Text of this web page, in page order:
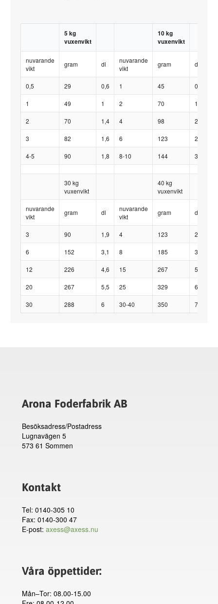
5 kg
vuxenvikt
10 kg
vuxenvikt
nuvarande
vikt
gram dl
nuvarande
vikt
gram dl
0,5 29 0,6 1 45 0,9
1 49 1 2 70 1,5
2 70 1,4 4 98 2
3 82 1,6 6 123 2,5
4-5 90 1,8 8-10 144 3
30 kg
vuxenvikt
40 kg
vuxenvikt
nuvarande
vikt
gram dl
nuvarande
vikt
gram dl
3 90 1,9 4 123 2,5
6 152 3,1 8 185 3,8
12 226 4,6 15 267 5,5
20 267 5,5 25 329 6,8
30 288 6 30-40 350 7,2
Arona Foderfabrik AB
Besöksadress/Postadress
Lugnavägen 5
573 61 Sommen
Kontakt
Tel: 0140-305 10
Fax: 0140-300 47
E-post: axess@axess.nu
Våra öppettider:
Mån–Tor: 08.00-15.00